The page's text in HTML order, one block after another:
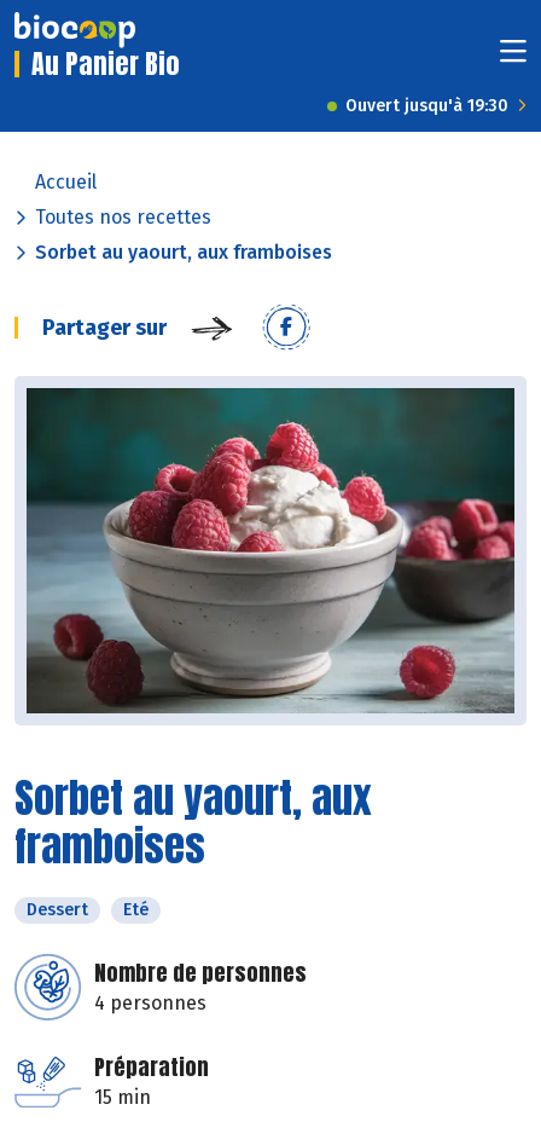
Au Panier Bio
Ouvert jusqu'à 19:30
Accueil
Toutes nos recettes
Sorbet au yaourt, aux framboises
Partager sur
Sorbet au yaourt, aux
framboises
Dessert Eté
Nombre de personnes
4 personnes
Préparation
15 min